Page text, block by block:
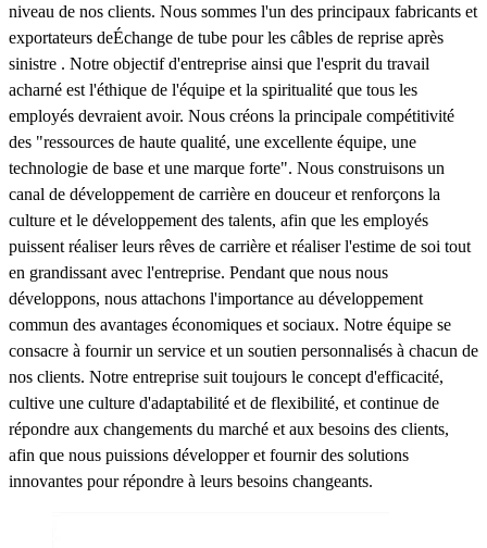
niveau de nos clients. Nous sommes l'un des principaux fabricants et
exportateurs deÉchange de tube pour les câbles de reprise après
sinistre . Notre objectif d'entreprise ainsi que l'esprit du travail
acharné est l'éthique de l'équipe et la spiritualité que tous les
employés devraient avoir. Nous créons la principale compétitivité
des "ressources de haute qualité, une excellente équipe, une
technologie de base et une marque forte". Nous construisons un
canal de développement de carrière en douceur et renforçons la
culture et le développement des talents, afin que les employés
puissent réaliser leurs rêves de carrière et réaliser l'estime de soi tout
en grandissant avec l'entreprise. Pendant que nous nous
développons, nous attachons l'importance au développement
commun des avantages économiques et sociaux. Notre équipe se
consacre à fournir un service et un soutien personnalisés à chacun de
nos clients. Notre entreprise suit toujours le concept d'efficacité,
cultive une culture d'adaptabilité et de flexibilité, et continue de
répondre aux changements du marché et aux besoins des clients,
afin que nous puissions développer et fournir des solutions
innovantes pour répondre à leurs besoins changeants.